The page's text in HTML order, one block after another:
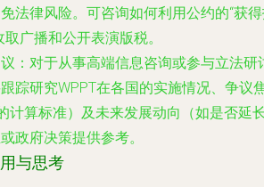
法律风险。可咨询如何利用公约的“获
广播和公开表演版税。
：对于从事高端信息咨询或参与立法研
踪研究WPPT在各国的实施情况、争议
计算标准）及未来发展动向（如是否延
政府决策提供参考。
与思考